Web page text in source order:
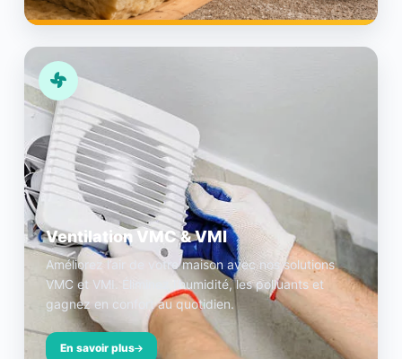
Ventilation VMC & VMI
Améliorez l’air de votre maison avec nos solutions
VMC et VMI. Éliminez l’humidité, les polluants et
gagnez en confort au quotidien.
En savoir plus